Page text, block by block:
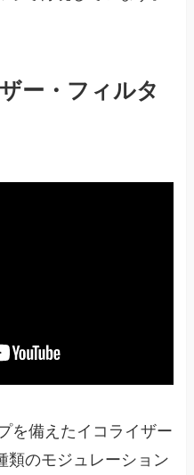
ー・フィルタ
を備えたイコライザー
類のモジュレーション